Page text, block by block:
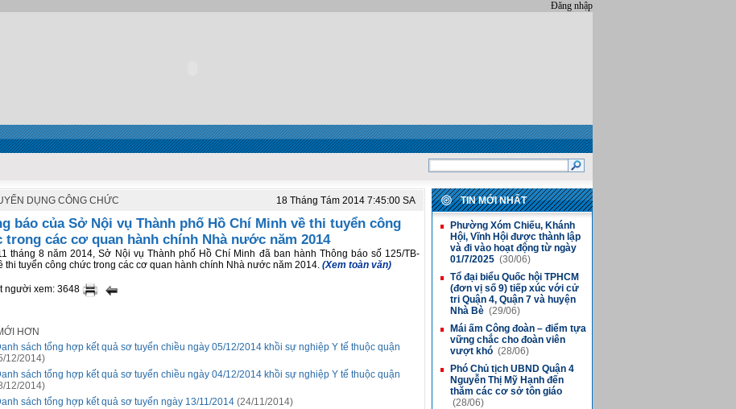
Đăng nhập
DỤNG CÔNG CHỨC 18 Tháng Tám 2014 7:45:00 SA
báo của Sở Nội vụ Thành phố Hồ Chí Minh về thi tuyển công
trong các cơ quan hành chính Nhà nước năm 2014
tháng 8 năm 2014, Sở Nội vụ Thành phố Hồ Chí Minh đã ban hành Thông báo số 125/TB-
thi tuyển công chức trong các cơ quan hành chính Nhà nước năm 2014. (Xem toàn văn)
người xem: 3648
HƠN
sách tổng hợp kết quả sơ tuyển chiều ngày 05/12/2014 khồi sự nghiệp Y tế thuộc quận
12/2014)
sách tổng hợp kết quả sơ tuyển chiều ngày 04/12/2014 khồi sự nghiệp Y tế thuộc quận
12/2014)
sách tổng hợp kết quả sơ tuyển ngày 13/11/2014(24/11/2014)
TIN MỚI NHẤT
■
Phường Xóm Chiếu, Khánh
Hội, Vĩnh Hội được thành lập
và đi vào hoạt động từ ngày
01/7/2025 (30/06)
■ Tổ đại biểu Quốc hội TPHCM
(đơn vị số 9) tiếp xúc với cử
tri Quận 4, Quận 7 và huyện
Nhà Bè (29/06)
■
Mái ấm Công đoàn – điểm tựa
vững chắc cho đoàn viên
vượt khó (28/06)
■
Phó Chủ tịch UBND Quận 4
Nguyễn Thị Mỹ Hạnh đến
thăm các cơ sở tôn giáo
(28/06)